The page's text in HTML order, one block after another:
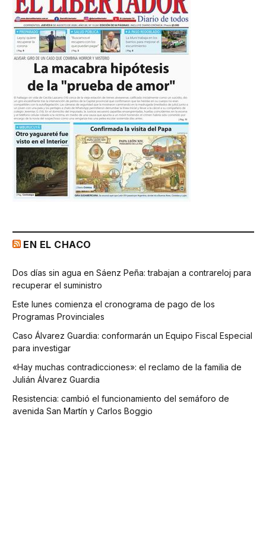
EN EL CHACO
Dos días sin agua en Sáenz Peña: trabajan a contrareloj para
recuperar el suministro
Este lunes comienza el cronograma de pago de los
Programas Provinciales
Caso Álvarez Guardia: conformarán un Equipo Fiscal Especial
para investigar
«Hay muchas contradicciones»: el reclamo de la familia de
Julián Álvarez Guardia
Resistencia: cambió el funcionamiento del semáforo de
avenida San Martín y Carlos Boggio